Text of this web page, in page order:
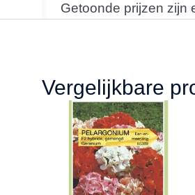
Getoonde prijzen zijn
Vergelijkbare